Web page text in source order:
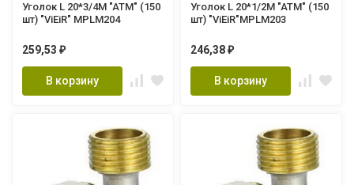
Уголок L 20*3/4М "ATM" (150
шт) "ViEiR" MPLM204
259,53 ₽
В корзину
Уголок L 20*1/2М "ATM" (150
шт) "ViEiR"MPLM203
246,38 ₽
В корзину